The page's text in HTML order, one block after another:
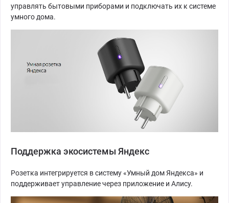
управлять бытовыми приборами и подключать их к системе
умного дома.
Поддержка экосистемы Яндекс
Розетка интегрируется в систему «Умный дом Яндекса» и
поддерживает управление через приложение и Алису.